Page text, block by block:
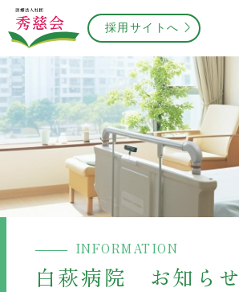
INFORMATION
白萩病院 お知らせ
採用サイトへ